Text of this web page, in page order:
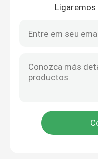
Tela reflexiva do
Acessórios
Ligaremos